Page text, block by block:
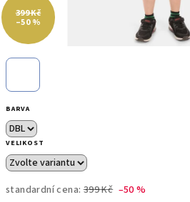
BARVA
VELIKOST
standardní cena: 399 Kč –50 %
399 Kč
–50 %